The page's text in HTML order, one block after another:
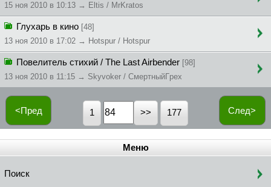
15 ноя 2010 в 10:13 → Eltis / MrKratos
Глухарь в кино [48]
13 ноя 2010 в 17:02 → Hotspur / Hotspur
Повелитель стихий / The Last Airbender [98]
13 ноя 2010 в 11:15 → Skyvoker / CмepтныйГpex
<Пред След>
1 177
Меню
Поиск